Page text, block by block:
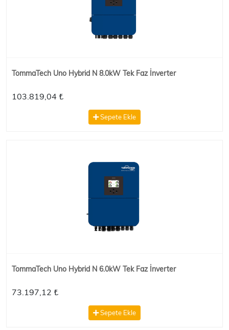
TommaTech Uno Hybrid N 8.0kW Tek Faz İnverter
103.819,04 ₺
Sepete Ekle
TommaTech Uno Hybrid N 6.0kW Tek Faz İnverter
73.197,12 ₺
Sepete Ekle